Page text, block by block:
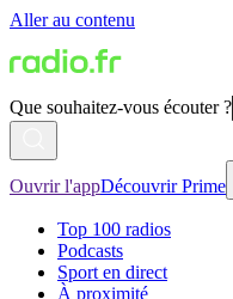
Aller au contenu
Que souhaitez-vous écouter ?
Ouvrir l'appDécouvrir Prime
Top 100 radios
Podcasts
Sport en direct
À proximité